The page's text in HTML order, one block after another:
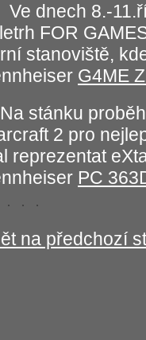
Ve dnech 8.-
FOR
stanoviště,
G4ME
Na stánku
2 pro
reprezentat
PC
na předchozí